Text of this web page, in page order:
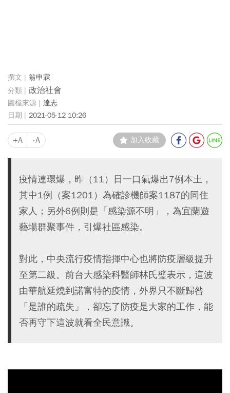
翁申霖
政治社會
達志
2021-05-12 10:26
+A -A 加入收藏
疫情連環爆，昨（11）日一口氣爆出7例本土，
其中1例（案1201）為確診機師案1187的同住
家人；另外6例則是「感染源不明」，為宜蘭遊
藝場群聚事件，引爆社區感染。
對此，中央流行疫情指揮中心也將防疫層級提升
至第二級。前台大感染科醫師林氏璧表示，這波
由華航延燒到諾富特的疫情，外界只不斷歸咎
「是誰的疏失」，卻忘了防疫是大家的工作，能
否再守下這波就看全民意識。